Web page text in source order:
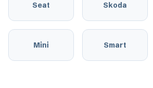
Seat Skoda
Mini Smart